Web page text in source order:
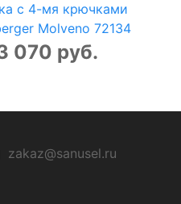
с 4-мя крючками
Molveno 72134
070 руб.
zakaz@sanusel.ru